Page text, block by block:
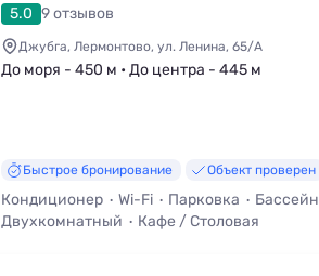
5.0 9 отзывов
Джубга, Лермонтово, ул. Ленина, 65/А
До моря - 450 м • До центра - 445 м
Быстрое бронирование Объект проверен
Кондиционер Wi-Fi Парковка
Бассейн
Двухкомнатный
Кафе / Столовая